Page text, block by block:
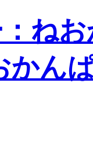
ね
かん